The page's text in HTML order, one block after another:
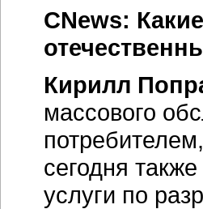
CNews:
Кирилл
массового
сегодня
услуги по